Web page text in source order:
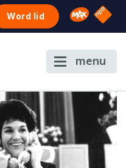
Word lid Omroep
NPO
menu